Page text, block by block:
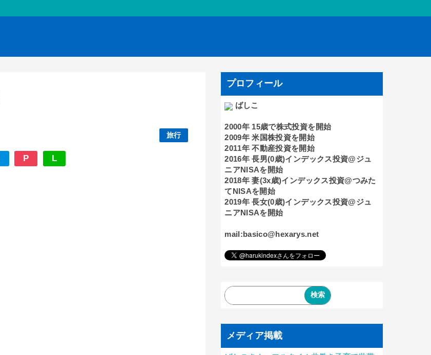
旅行
P L
プロフィール
ばしこ
2000年 15歳で株式投資を開始
2009年 米国株投資を開始
2011年 不動産投資を開始
2016年 長男(0歳)インデックス投資@ジュ
ニアNISAを開始
2018年 妻(3x歳)インデックス投資@つみた
てNISAを開始
2019年 長女(0歳)インデックス投資@ジュ
ニアNISAを開始
mail:basico@hexarys.net
メディア掲載